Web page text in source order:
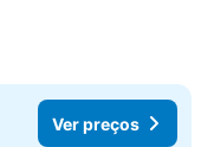
Ver preços